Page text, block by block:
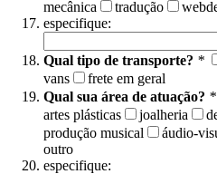
mecânica
tradução
especifique:
Qual tipo de transporte? *
vans
frete em geral
Qual sua área de atuação? *
artes plásticas
joalheria
produção musical
áudio-
outro
especifique: